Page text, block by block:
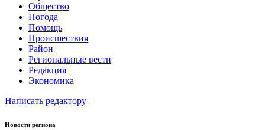
Общество
Погода
Помощь
Происшествия
Район
Региональные вести
Редакция
Экономика
Написать редактору
Новости региона